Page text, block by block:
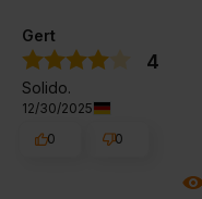
Gert
4
Solido.
12/30/2025
0
0